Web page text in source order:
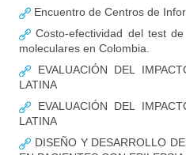
Encuentro de Centros de
Costo-efectividad del test
moleculares en Colombia.
EVALUACIÓN DEL
LATINA
EVALUACIÓN DEL
LATINA
DISEÑO Y DESARROLLO